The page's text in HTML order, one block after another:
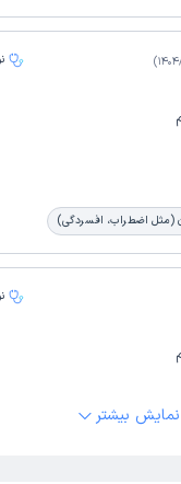
)
(مثل اضطراب، افسردگی)
نمایش بیشتر